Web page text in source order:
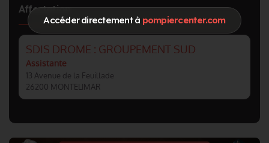
Accéder directement à pompiercenter.com
Affectation
SDIS DROME : GROUPEMENT SUD
Assistante
13 Avenue de la Feuillade
26200 MONTELIMAR